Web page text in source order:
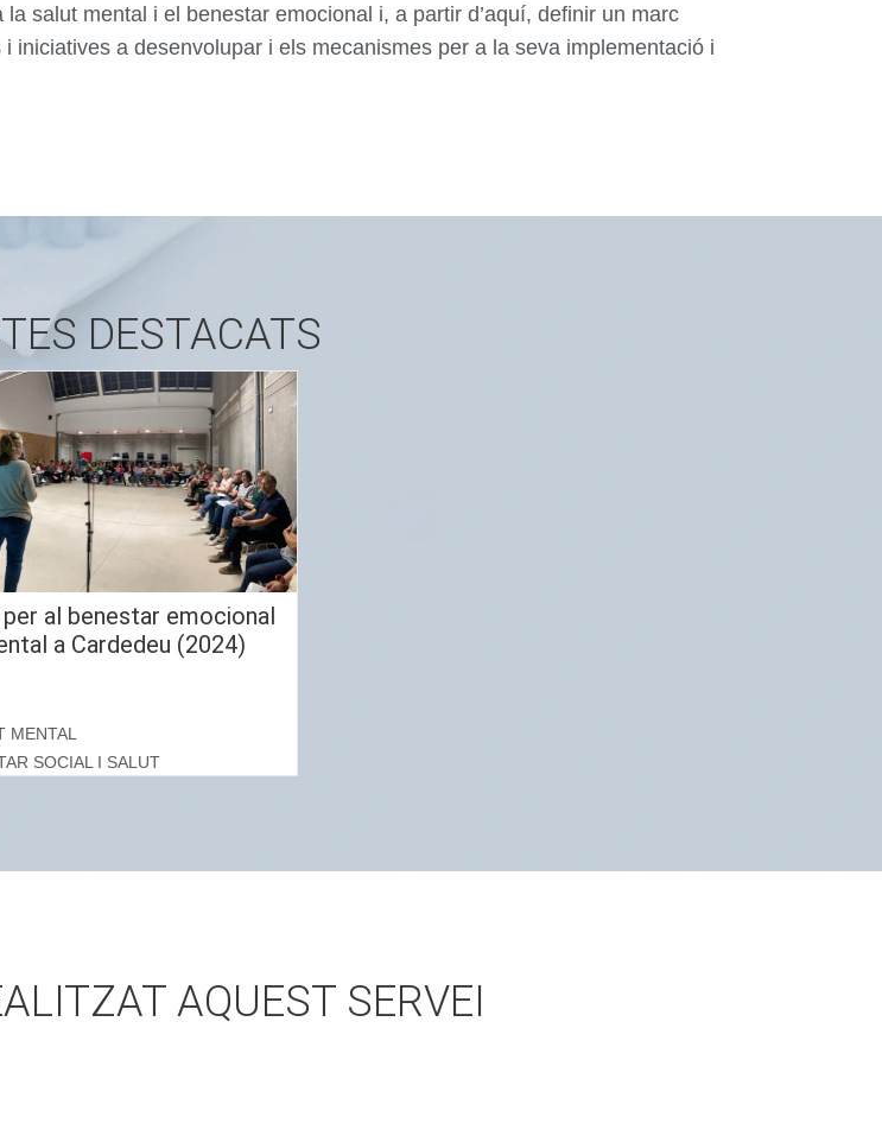
salut mental i el benestar emocional i, a partir d’aquí, definir un marc
iniciatives a desenvolupar i els mecanismes per a la seva implementació i
DESTACATS
per al benestar emocional
a Cardedeu (2024)
MENTAL
SOCIAL I SALUT
AQUEST SERVEI